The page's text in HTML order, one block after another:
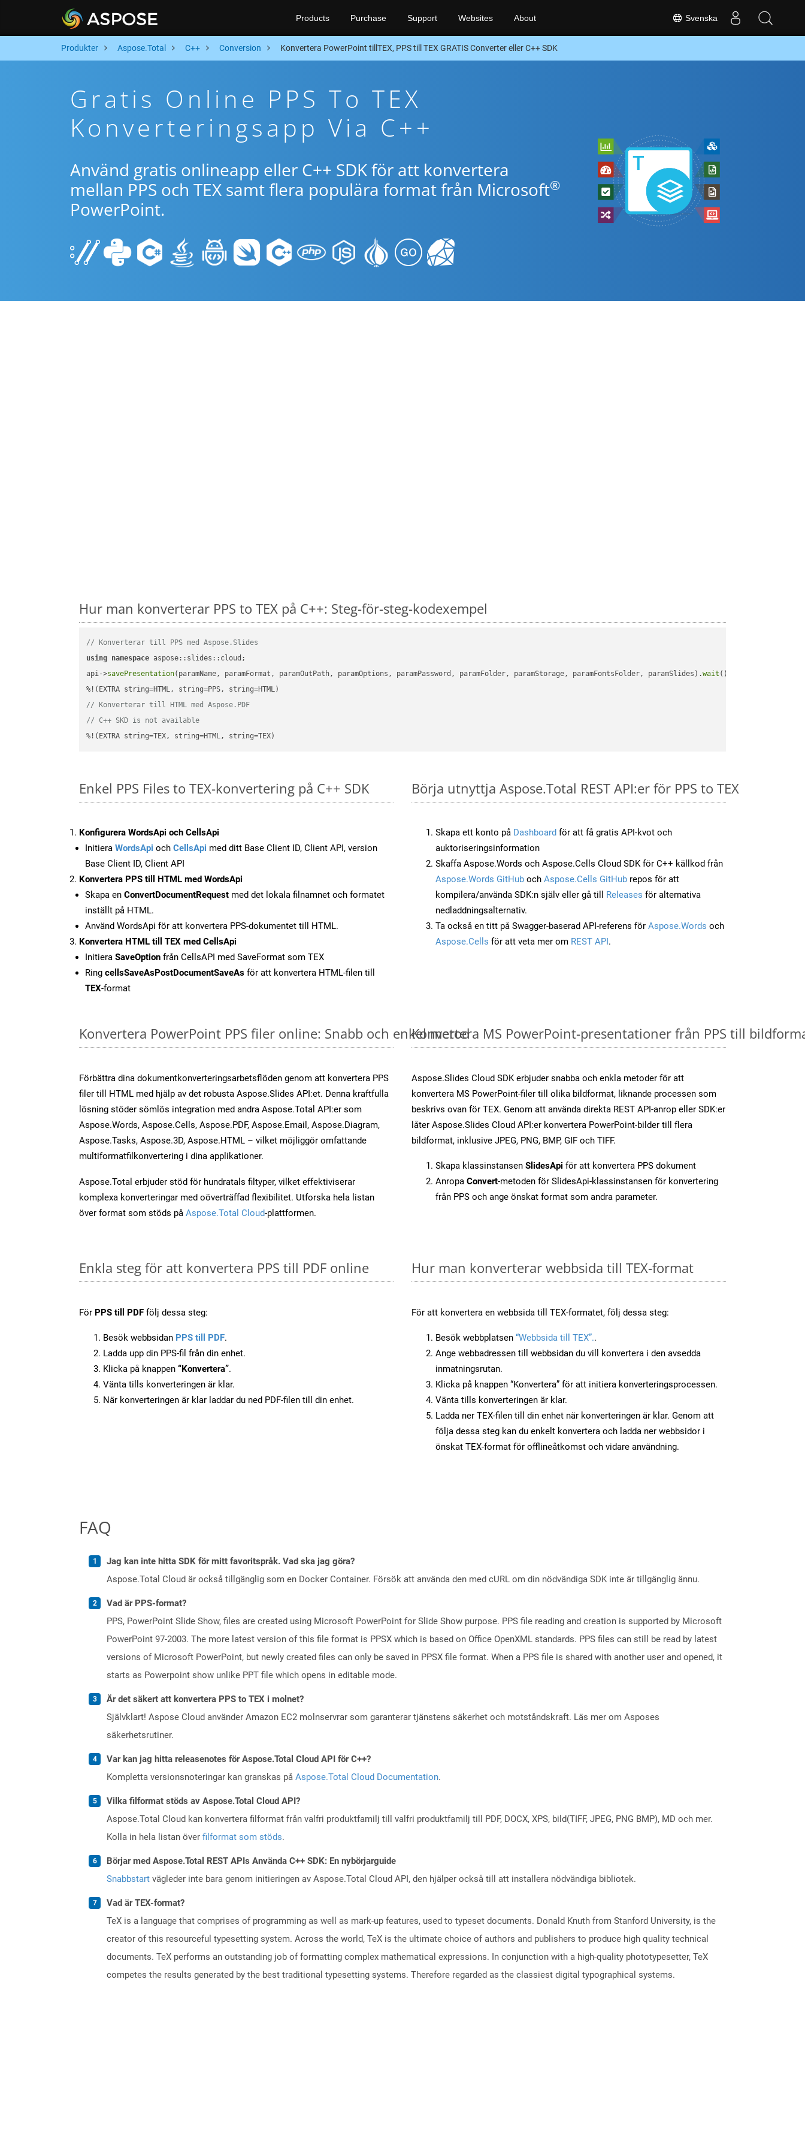
Svenska
Products Purchase Support Websites About
Produkter Aspose.Total C++ Conversion Konvertera PowerPoint tillTEX, PPS till TEX GRATIS Converter eller C++ SDK
Gratis Online PPS To TEX
Konverteringsapp Via C++
Använd gratis onlineapp eller C++ SDK för att konvertera
mellan PPS och TEX samt flera populära format från Microsoft®
PowerPoint.
Hur man konverterar PPS to TEX på C++: Steg-för-steg-kodexempel
// Konverterar till PPS med Aspose.Slides
using namespace aspose::slides::cloud;
api->savePresentation(paramName, paramFormat, paramOutPath, paramOptions, paramPassword, paramFolder, paramStorage, paramFontsFolder, paramSlides).wait ();
// Konverterar till HTML med Aspose.PDF
// C++ SKD is not available
%!(EXTRA string=TEX, string=HTML, string=TEX)
Enkel PPS Files to TEX-konvertering på C++ SDK
Konfigurera WordsApi och CellsApi
Initiera WordsApi och CellsApi med ditt Base Client ID, Client API, version
Base Client ID, Client API
Konvertera PPS till HTML med WordsApi
Skapa en ConvertDocumentRequest med det lokala filnamnet och formatet
inställt på HTML.
Använd WordsApi för att konvertera PPS-dokumentet till HTML.
Konvertera HTML till TEX med CellsApi
Initiera SaveOption från CellsAPI med SaveFormat som TEX
Ring cellsSaveAsPostDocumentSaveAs för att konvertera HTML-filen till
TEX-format
Börja utnyttja Aspose.Total REST API:er för PPS to TEX
Skapa ett konto på Dashboard för att få gratis API-kvot och
auktoriseringsinformation
Skaffa Aspose.Words och Aspose.Cells Cloud SDK för C++ källkod från
Aspose.Words GitHub och Aspose.Cells GitHub repos för att
kompilera/använda SDK:n själv eller gå till Releases för alternativa
nedladdningsalternativ.
Ta också en titt på Swagger-baserad API-referens för Aspose.Words och
Aspose.Cells för att veta mer om REST API.
Konvertera PowerPoint PPS filer online: Snabb och enkel metod
Förbättra dina dokumentkonverteringsarbetsflöden genom att konvertera PPS
filer till HTML med hjälp av det robusta Aspose.Slides API:et. Denna kraftfulla
lösning stöder sömlös integration med andra Aspose.Total API:er som
Aspose.Words, Aspose.Cells, Aspose.PDF, Aspose.Email, Aspose.Diagram,
Aspose.Tasks, Aspose.3D, Aspose.HTML – vilket möjliggör omfattande
multiformatfilkonvertering i dina applikationer.
Aspose.Total erbjuder stöd för hundratals filtyper, vilket effektiviserar
komplexa konverteringar med oöverträffad flexibilitet. Utforska hela listan
över format som stöds på Aspose.Total Cloud-plattformen.
Konvertera MS PowerPoint-presentationer från PPS till
Aspose.Slides Cloud SDK erbjuder snabba och enkla metoder för att
konvertera MS PowerPoint-filer till olika bildformat, liknande processen som
beskrivs ovan för TEX. Genom att använda direkta REST API-anrop eller SDK:er
låter Aspose.Slides Cloud API:er konvertera PowerPoint-bilder till flera
bildformat, inklusive JPEG, PNG, BMP, GIF och TIFF.
Skapa klassinstansen SlidesApi för att konvertera PPS dokument
Anropa Convert-metoden för SlidesApi-klassinstansen för konvertering
från PPS och ange önskat format som andra parameter.
Enkla steg för att konvertera PPS till PDF online
För PPS till PDF följ dessa steg:
Besök webbsidan PPS till PDF.
Ladda upp din PPS-fil från din enhet.
Klicka på knappen “Konvertera”.
Vänta tills konverteringen är klar.
När konverteringen är klar laddar du ned PDF-filen till din enhet.
Hur man konverterar webbsida till TEX-format
För att konvertera en webbsida till TEX-formatet, följ dessa steg:
Besök webbplatsen “Webbsida till TEX”..
Ange webbadressen till webbsidan du vill konvertera i den avsedda
inmatningsrutan.
Klicka på knappen “Konvertera” för att initiera konverteringsprocessen.
Vänta tills konverteringen är klar.
Ladda ner TEX-filen till din enhet när konverteringen är klar. Genom att
följa dessa steg kan du enkelt konvertera och ladda ner webbsidor i
önskat TEX-format för offlineåtkomst och vidare användning.
FAQ
Jag kan inte hitta SDK för mitt favoritspråk. Vad ska jag göra?
Aspose.Total Cloud är också tillgänglig som en Docker Container. Försök att använda den med cURL om din nödvändiga SDK inte är tillgänglig ännu.
Vad är PPS-format?
PPS, PowerPoint Slide Show, files are created using Microsoft PowerPoint for Slide Show purpose. PPS file reading and creation is supported by Microsoft
PowerPoint 97-2003. The more latest version of this file format is PPSX which is based on Office OpenXML standards. PPS files can still be read by latest
versions of Microsoft PowerPoint, but newly created files can only be saved in PPSX file format. When a PPS file is shared with another user and opened, it
starts as Powerpoint show unlike PPT file which opens in editable mode.
Är det säkert att konvertera PPS to TEX i molnet?
Självklart! Aspose Cloud använder Amazon EC2 molnservrar som garanterar tjänstens säkerhet och motståndskraft. Läs mer om Asposes
säkerhetsrutiner.
Var kan jag hitta releasenotes för Aspose.Total Cloud API för C++?
Kompletta versionsnoteringar kan granskas på Aspose.Total Cloud Documentation.
Vilka filformat stöds av Aspose.Total Cloud API?
Aspose.Total Cloud kan konvertera filformat från valfri produktfamilj till valfri produktfamilj till PDF, DOCX, XPS, bild(TIFF, JPEG, PNG BMP), MD och mer.
Kolla in hela listan över filformat som stöds.
Börjar med Aspose.Total REST APIs Använda C++ SDK: En nybörjarguide
Snabbstart vägleder inte bara genom initieringen av Aspose.Total Cloud API, den hjälper också till att installera nödvändiga bibliotek.
Vad är TEX-format?
TeX is a language that comprises of programming as well as mark-up features, used to typeset documents. Donald Knuth from Stanford University, is the
creator of this resourceful typesetting system. Across the world, TeX is the ultimate choice of authors and publishers to produce high quality technical
documents. TeX performs an outstanding job of formatting complex mathematical expressions. In conjunction with a high-quality phototypesetter, TeX
competes the results generated by the best traditional typesetting systems. Therefore regarded as the classiest digital typographical systems.